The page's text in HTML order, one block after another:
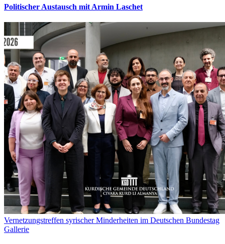
Politischer Austausch mit Armin Laschet
Vernetzungstreffen syrischer Minderheiten im Deutschen Bundestag
Gallerie